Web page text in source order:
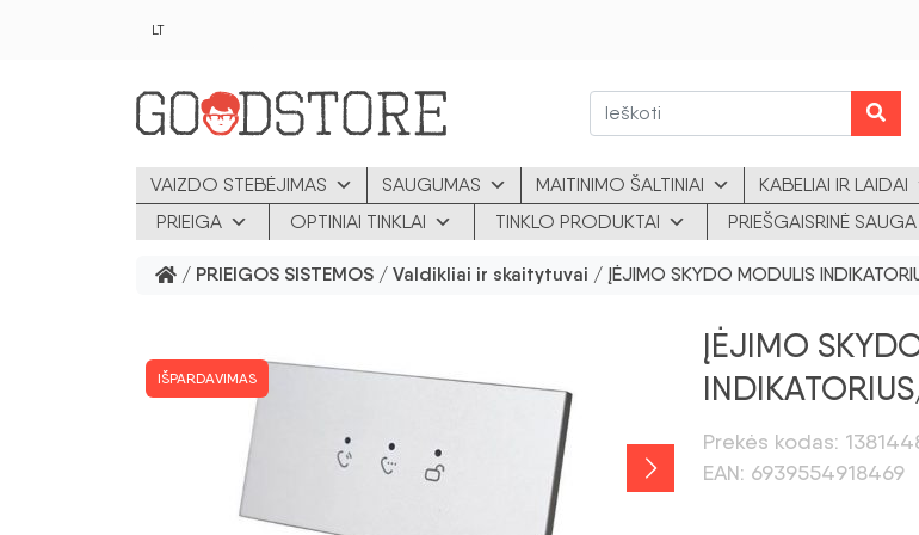
LT
VAIZDO STEBĖJIMAS SAUGUMAS MAITINIMO ŠALTINIAI KABELIAI IR LAIDAI
PRIEIGA
OPTINIAI TINKLAI TINKLO PRODUKTAI PRIEŠGAISRINĖ SAUGA
/ PRIEIGOS SISTEMOS / Valdikliai ir skaitytuvai / ĮĖJIMO SKYDO MODULIS
IŠPARDAVIMAS
ĮĖJIMO
Prekės kodas:
EAN: 6939554918469